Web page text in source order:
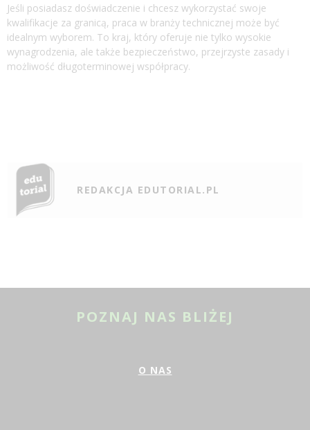
Jeśli posiadasz doświadczenie i chcesz wykorzystać swoje
kwalifikacje za granicą, praca w branży technicznej może być
idealnym wyborem. To kraj, który oferuje nie tylko wysokie
wynagrodzenia, ale także bezpieczeństwo, przejrzyste zasady i
możliwość długoterminowej współpracy.
REDAKCJA EDUTORIAL.PL
POZNAJ NAS BLIŻEJ
O NAS